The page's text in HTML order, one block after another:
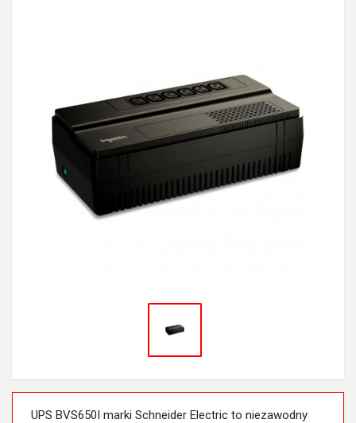
UPS BVS650I marki Schneider Electric to niezawodny